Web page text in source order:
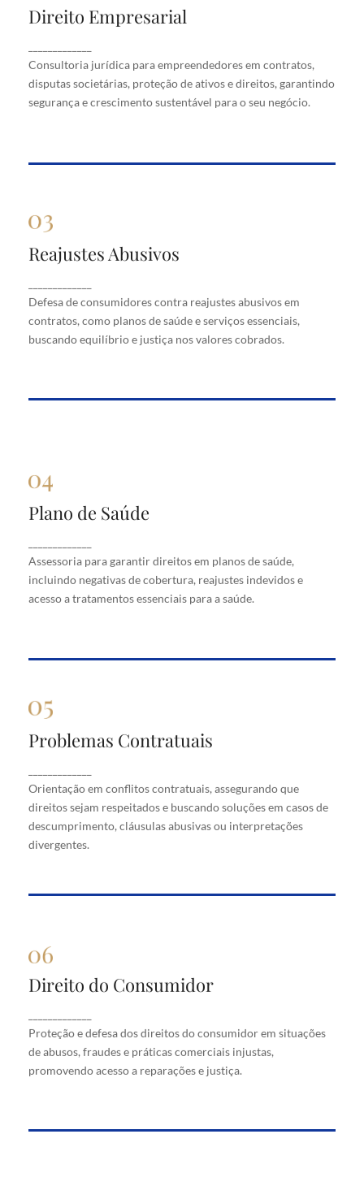
Direito Empresarial
Consultoria jurídica para empreendedores em contratos,
disputas societárias, proteção de ativos e direitos, garantindo
segurança e crescimento sustentável para o seu negócio.
Direito Empresarial
contratos, disputas societárias, proteção de ativos
e direitos, garantindo segurança e crescimento
sustentável para o seu negócio.
Reajustes Abusivos
Defesa de consumidores contra reajustes abusivos em
contratos, como planos de saúde e serviços essenciais,
buscando equilíbrio e justiça nos valores cobrados.
Reajustes Abusivos
em contratos, como planos de saúde e serviços
essenciais, buscando equilíbrio e justiça nos valores
cobrados.
Plano de Saúde
Assessoria para garantir direitos em planos de saúde,
incluindo negativas de cobertura, reajustes indevidos e
acesso a tratamentos essenciais para a saúde.
Plano de Saúde
saúde, incluindo negativas de cobertura, reajustes
indevidos e acesso a tratamentos essenciais para a
saúde.
Problemas Contratuais
Orientação em conflitos contratuais, assegurando que
direitos sejam respeitados e buscando soluções em casos de
descumprimento, cláusulas abusivas ou interpretações
divergentes.
Problemas Contratuais
que direitos sejam respeitados e buscando soluções
em casos de descumprimento, cláusulas abusivas
ou interpretações divergentes.
Direito do Consumidor
Proteção e defesa dos direitos do consumidor em situações
de abusos, fraudes e práticas comerciais injustas,
promovendo acesso a reparações e justiça.
Direito do Consumidor
situações de abusos, fraudes e práticas comerciais
injustas, promovendo acesso a reparações e justiça.